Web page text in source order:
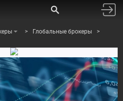
> Глобальные брокеры
>